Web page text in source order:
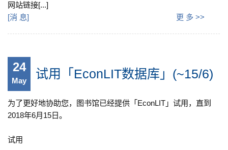
网站链接[...]
[消 息] 更 多 >>
24
May 试用「EconLIT数据库」(~15/6)
为了更好地协助您，图书馆已经提供「EconLIT」试用，直到
2018年6月15日。
试用